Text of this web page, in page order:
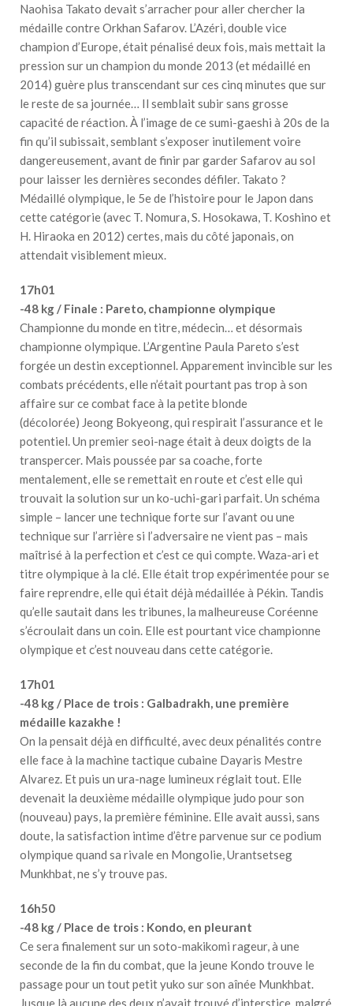
Naohisa Takato devait s’arracher pour aller chercher la
médaille contre Orkhan Safarov. L’Azéri, double vice
champion d’Europe, était pénalisé deux fois, mais mettait la
pression sur un champion du monde 2013 (et médaillé en
2014) guère plus transcendant sur ces cinq minutes que sur
le reste de sa journée… Il semblait subir sans grosse
capacité de réaction. À l’image de ce sumi-gaeshi à 20s de la
fin qu’il subissait, semblant s’exposer inutilement voire
dangereusement, avant de finir par garder Safarov au sol
pour laisser les dernières secondes défiler. Takato ?
Médaillé olympique, le 5e de l’histoire pour le Japon dans
cette catégorie (avec T. Nomura, S. Hosokawa, T. Koshino et
H. Hiraoka en 2012) certes, mais du côté japonais, on
attendait visiblement mieux.
17h01
-48 kg / Finale : Pareto, championne olympique
Championne du monde en titre, médecin… et désormais
championne olympique. L’Argentine Paula Pareto s’est
forgée un destin exceptionnel. Apparement invincible sur les
combats précédents, elle n’était pourtant pas trop à son
affaire sur ce combat face à la petite blonde
(décolorée) Jeong Bokyeong, qui respirait l’assurance et le
potentiel. Un premier seoi-nage était à deux doigts de la
transpercer. Mais poussée par sa coache, forte
mentalement, elle se remettait en route et c’est elle qui
trouvait la solution sur un ko-uchi-gari parfait. Un schéma
simple – lancer une technique forte sur l’avant ou une
technique sur l’arrière si l’adversaire ne vient pas – mais
maîtrisé à la perfection et c’est ce qui compte. Waza-ari et
titre olympique à la clé. Elle était trop expérimentée pour se
faire reprendre, elle qui était déjà médaillée à Pékin. Tandis
qu’elle sautait dans les tribunes, la malheureuse Coréenne
s’écroulait dans un coin. Elle est pourtant vice championne
olympique et c’est nouveau dans cette catégorie.
17h01
-48 kg / Place de trois : Galbadrakh, une première
médaille kazakhe !
On la pensait déjà en difficulté, avec deux pénalités contre
elle face à la machine tactique cubaine Dayaris Mestre
Alvarez. Et puis un ura-nage lumineux réglait tout. Elle
devenait la deuxième médaille olympique judo pour son
(nouveau) pays, la première féminine. Elle avait aussi, sans
doute, la satisfaction intime d’être parvenue sur ce podium
olympique quand sa rivale en Mongolie, Urantsetseg
Munkhbat, ne s’y trouve pas.
16h50
-48 kg / Place de trois : Kondo, en pleurant
Ce sera finalement sur un soto-makikomi rageur, à une
seconde de la fin du combat, que la jeune Kondo trouve le
passage pour un tout petit yuko sur son aînée Munkhbat.
Jusque là aucune des deux n’avait trouvé d’interstice, malgré